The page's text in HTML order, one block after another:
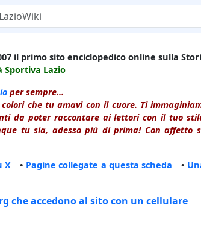
il primo sito enciclopedico online sulla
Sportiva Lazio
per sempre...
che tu amavi con il cuore. Ti
da poter raccontare ai lettori con il tuo
tu sia, adesso più di prima! Con affetto
X • Pagine collegate a questa scheda •
che accedono al sito con un cellulare